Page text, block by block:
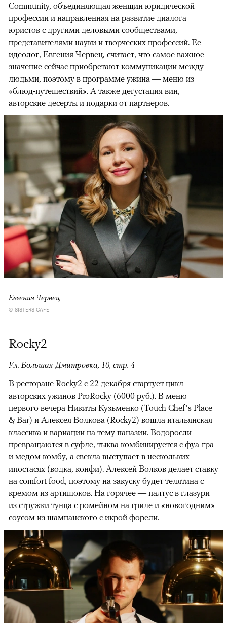
Community, объединяющая женщин юридической
профессии и направленная на развитие диалога
юристов с другими деловыми сообществами,
представителями науки и творческих профессий. Ее
идеолог, Евгения Червец, считает, что самое важное
значение сейчас приобретают коммуникации между
людьми, поэтому в программе ужина — меню из
«блюд-путешествий». А также дегустация вин,
авторские десерты и подарки от партнеров.
Евгения Червец
© SISTERS CAFE
Rocky2
Ул. Большая Дмитровка, 10, стр. 4
В ресторане Rocky2 с 22 декабря стартует цикл
авторских ужинов ProRocky (6000 руб.). В меню
первого вечера Никиты Кузьменко (Touch Chef’s Place
& Bar) и Алексея Волкова (Rocky2) вошла итальянская
классика и вариации на тему паназии. Водоросли
превращаются в суфле, тыква комбинируется с фуа-гра
и медом комбу, а свекла выступает в нескольких
ипостасях (водка, конфи). Алексей Волков делает ставку
на comfort food, поэтому на закуску будет телятина с
кремом из артишоков. На горячее — палтус в глазури
из стружки тунца с ромейном на гриле и «новогодним»
соусом из шампанского с икрой форели.